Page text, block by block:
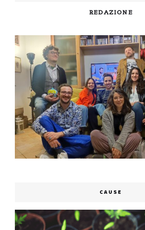
REDAZIONE
CAUSE